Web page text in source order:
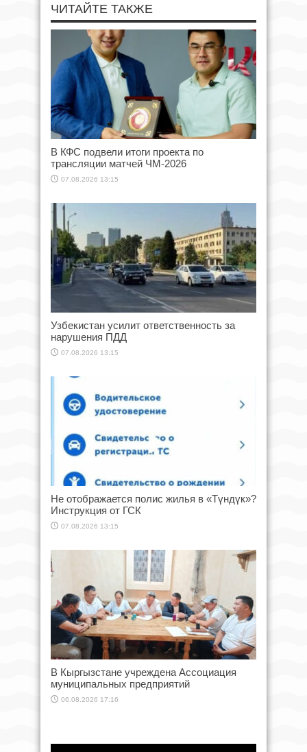
ЧИТАЙТЕ ТАКЖЕ
В КФС подвели итоги проекта по
трансляции матчей ЧМ-2026
07.08.2026 13:15
Узбекистан усилит ответственность за
нарушения ПДД
07.08.2026 13:15
Не отображается полис жилья в «Түндүк»?
Инструкция от ГСК
07.08.2026 13:15
В Кыргызстане учреждена Ассоциация
муниципальных предприятий
06.08.2026 17:16